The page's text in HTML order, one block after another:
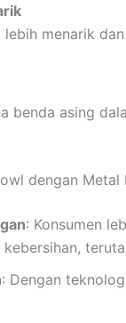
menarik
asing
dengan
: Konsumen
: Dengan